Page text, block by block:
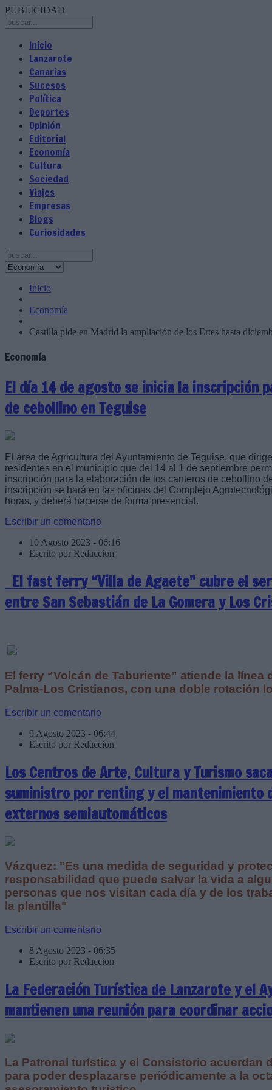
PUBLICIDAD
Inicio
Lanzarote
Canarias
Sucesos
Política
Deportes
Opinión
Editorial
Economía
Cultura
Sociedad
Viajes
Empresas
Blogs
Curiosidades
Inicio
Economía
Castilla pide en Madrid la ampliación de los Ertes hasta
Economía
El día 14 de agosto se inicia la inscripción
de cebollino en Teguise
El área de Agricultura del Ayuntamiento de Teguise, que
residentes en el municipio que del 14 al 1 de septiembre
inscripción para la elaboración de los canteros de cebollino
inscripción se hará en las oficinas del Complejo
horas, y deberá hacerse de forma presencial.
Escribir un comentario
10 Agosto 2023 - 06:16
Escrito por Redaccion
El fast ferry “Villa de Agaete” cubre el
entre San Sebastián de La Gomera y Los
El ferry “Volcán de Taburiente” atiende la línea
Palma-Los Cristianos, con una doble rotación
Escribir un comentario
9 Agosto 2023 - 06:44
Escrito por Redaccion
Los Centros de Arte, Cultura y Turismo
suministro por renting y el mantenimiento
externos semiautomáticos
Vázquez: "Es una medida de seguridad y
responsabilidad que puede salvar la vida a
personas que nos visitan cada día y de los
la plantilla"
Escribir un comentario
8 Agosto 2023 - 06:35
Escrito por Redaccion
La Federación Turística de Lanzarote y el
mantienen una reunión para coordinar
La Patronal turística y el Consistorio acuerdan
para poder desplazarse periódicamente a la